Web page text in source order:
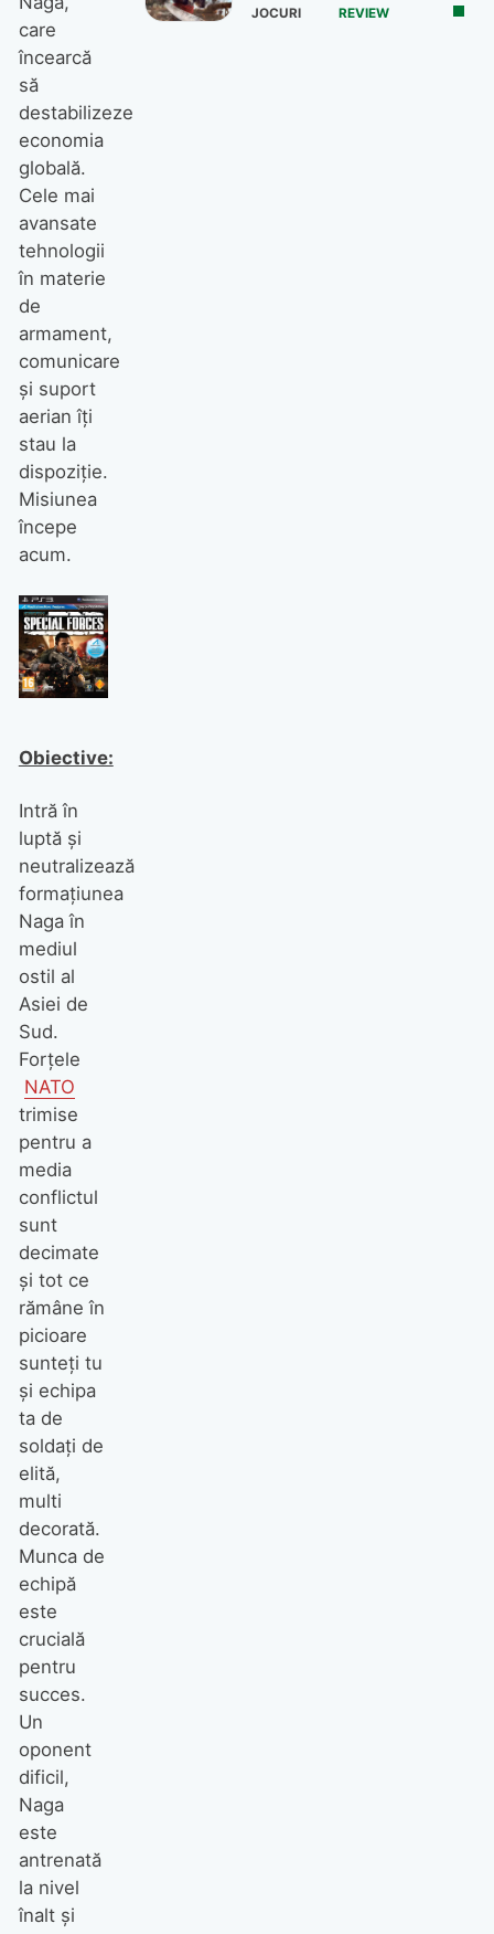
care
încearcă
să
destabilizeze
economia
globală.
Cele mai
avansate
tehnologii
în materie
de
armament,
comunicare
şi suport
aerian îţi
stau la
dispoziţie.
Misiunea
începe
acum.
Obiective:
Intră în
luptă şi
neutralizează
formaţiunea
Naga în
mediul
ostil al
Asiei de
Sud.
Forţele
NATO
trimise
pentru a
media
conflictul
sunt
decimate
şi tot ce
rămâne în
picioare
sunteţi tu
şi echipa
ta de
soldaţi de
elită,
multi
decorată.
Munca de
echipă
este
crucială
pentru
succes.
Un
oponent
dificil,
Naga
este
antrenată
la nivel
înalt şi
JOCURI REVIEW